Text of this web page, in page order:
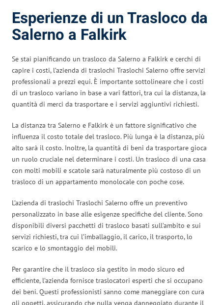
Esperienze di un Trasloco da
Salerno a Falkirk
Se stai pianificando un trasloco da Salerno a Falkirk e cerchi di
capire i costi, l’azienda di traslochi Traslochi Salerno offre servizi
professionali a prezzi equi. È importante sottolineare che i costi
di un trasloco variano in base a vari fattori, tra cui la distanza, la
quantità di merci da trasportare e i servizi aggiuntivi richiesti.
La distanza tra Salerno e Falkirk è un fattore significativo che
influenza il costo totale del trasloco. Più lunga è la distanza, più
alto sarà il costo. Inoltre, la quantità di beni da trasportare gioca
un ruolo cruciale nel determinare i costi. Un trasloco di una casa
con molti mobili e scatole sarà naturalmente più costoso di un
trasloco di un appartamento monolocale con poche cose.
L’azienda di traslochi Traslochi Salerno offre un preventivo
personalizzato in base alle esigenze specifiche del cliente. Sono
disponibili diversi pacchetti di trasloco basati sull’ambito e sui
servizi richiesti, tra cui l’imballaggio, il carico, il trasporto, lo
scarico e lo smontaggio dei mobili.
Per garantire che il trasloco sia gestito in modo sicuro ed
efficiente, l’azienda fornisce traslocatori esperti che si occupano
dei beni. Questi professionisti sanno come maneggiare con cura
gli oggetti, assicurando che nulla venga danneggiato durante il